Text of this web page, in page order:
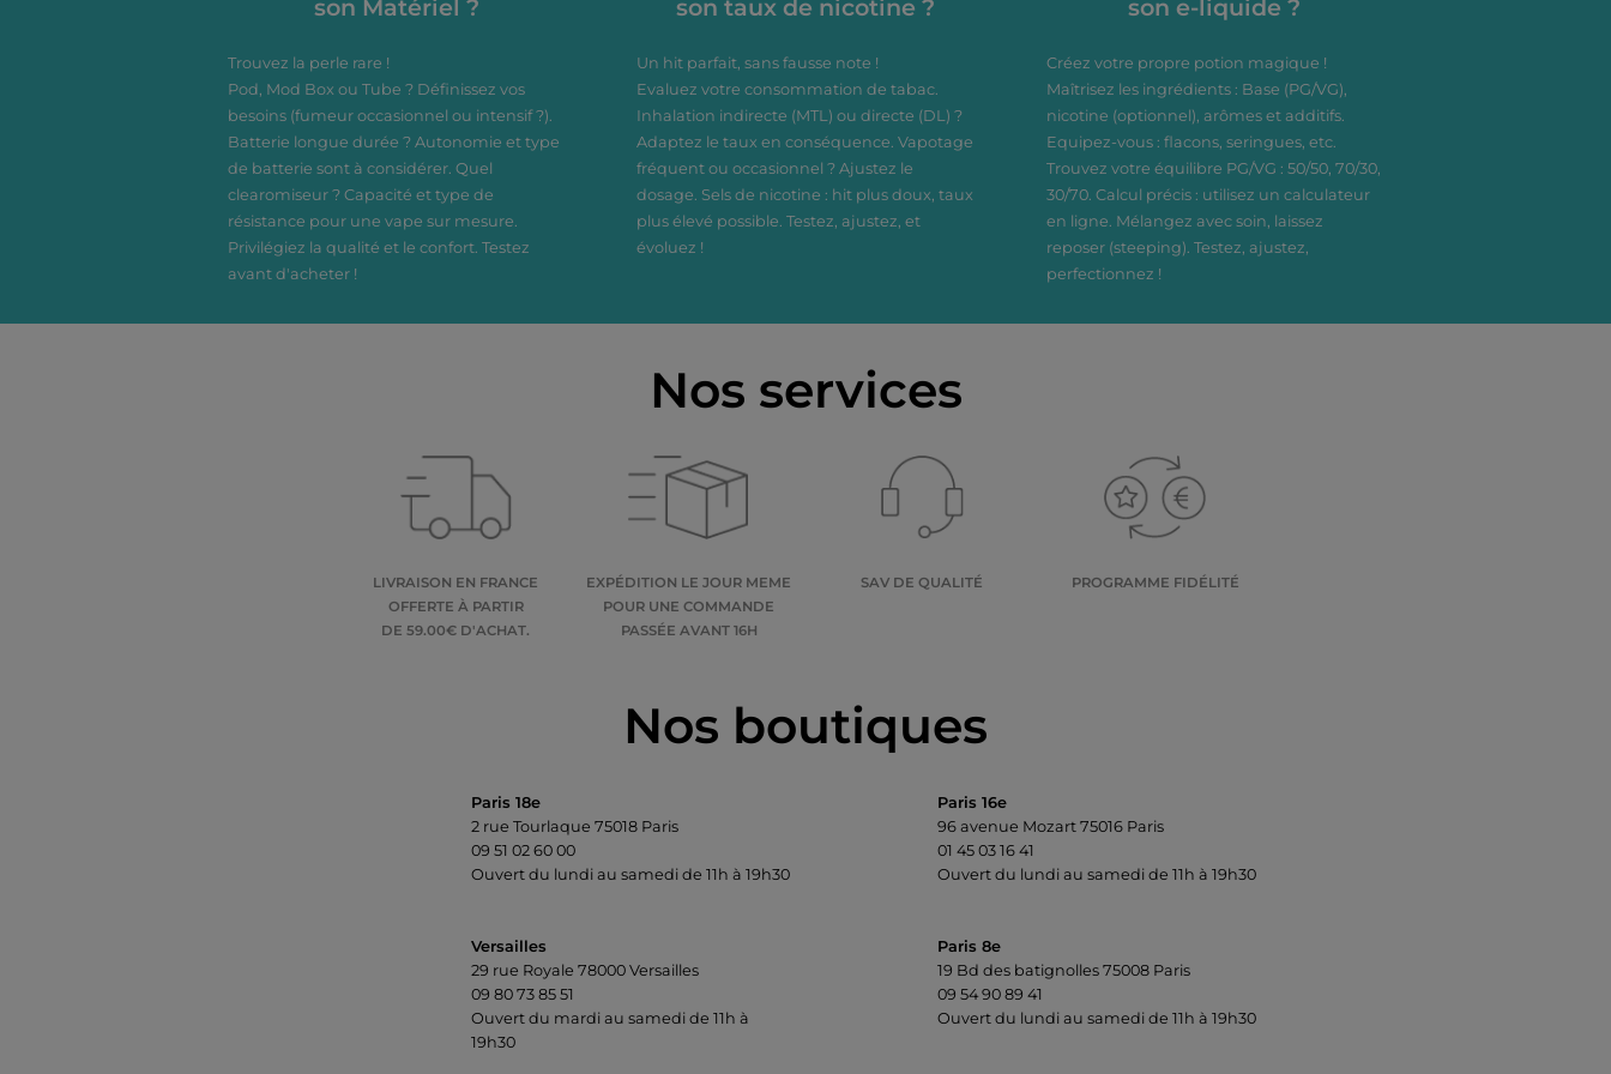
Dosage Dosage Dosage
son Matériel ?
Trouvez la perle rare !
Pod, Mod Box ou Tube ? Définissez vos
besoins (fumeur occasionnel ou intensif ?).
Batterie longue durée ? Autonomie et type
de batterie sont à considérer. Quel
clearomiseur ? Capacité et type de
résistance pour une vape sur mesure.
Privilégiez la qualité et le confort. Testez
avant d'acheter !
son taux de nicotine ?
Un hit parfait, sans fausse note !
Evaluez votre consommation de tabac.
Inhalation indirecte (MTL) ou directe (DL) ?
Adaptez le taux en conséquence. Vapotage
fréquent ou occasionnel ? Ajustez le
dosage. Sels de nicotine : hit plus doux, taux
plus élevé possible. Testez, ajustez, et
évoluez !
son e-liquide ?
Créez votre propre potion magique !
Maîtrisez les ingrédients : Base (PG/VG),
nicotine (optionnel), arômes et additifs.
Equipez-vous : flacons, seringues, etc.
Trouvez votre équilibre PG/VG : 50/50, 70/30,
30/70. Calcul précis : utilisez un calculateur
en ligne. Mélangez avec soin, laissez
reposer (steeping). Testez, ajustez,
perfectionnez !
Nos services
LIVRAISON EN FRANCE
OFFERTE À PARTIR
DE 59.00€ D'ACHAT.
EXPÉDITION LE JOUR MEME
POUR UNE COMMANDE
PASSÉE AVANT 16H
SAV DE QUALITÉ PROGRAMME FIDÉLITÉ
Nos boutiques
Paris 18e
2 rue Tourlaque 75018 Paris
09 51 02 60 00
Ouvert du lundi au samedi de 11h à 19h30
Versailles
29 rue Royale 78000 Versailles
09 80 73 85 51
Ouvert du mardi au samedi de 11h à
19h30
Paris 16e
96 avenue Mozart 75016 Paris
01 45 03 16 41
Ouvert du lundi au samedi de 11h à 19h30
Paris 8e
19 Bd des batignolles 75008 Paris
09 54 90 89 41
Ouvert du lundi au samedi de 11h à 19h30